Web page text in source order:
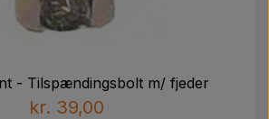
- Tilspændingsbolt m/ fjeder
kr. 39,00